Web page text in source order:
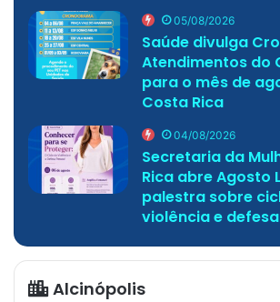
05/08/2026
Saúde divulga
Atendimentos do
para o mês de
Costa Rica
04/08/2026
Secretaria da
Rica abre Agosto
palestra sobre
violência e
Alcinópolis